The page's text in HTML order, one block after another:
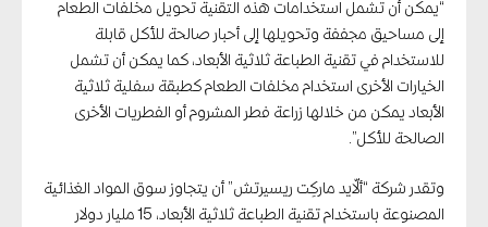
“يمكن أن تشمل استخدامات هذه التقنية تحويل مخلفات الطعام
إلى مساحيق مجففة وتحويلها إلى أحبار صالحة للأكل قابلة
للاستخدام في تقنية الطباعة ثلاثية الأبعاد، كما يمكن أن تشمل
الخيارات الأخرى استخدام مخلفات الطعام كطبقة سفلية ثلاثية
الأبعاد يمكن من خلالها زراعة فطر المشروم أو الفطريات الأخرى
الصالحة للأكل”.
وتقدر شركة “ألّايد ماركِت ريسيرتش” أن يتجاوز سوق المواد الغذائية
المصنوعة باستخدام تقنية الطباعة ثلاثية الأبعاد، 15 مليار دولار